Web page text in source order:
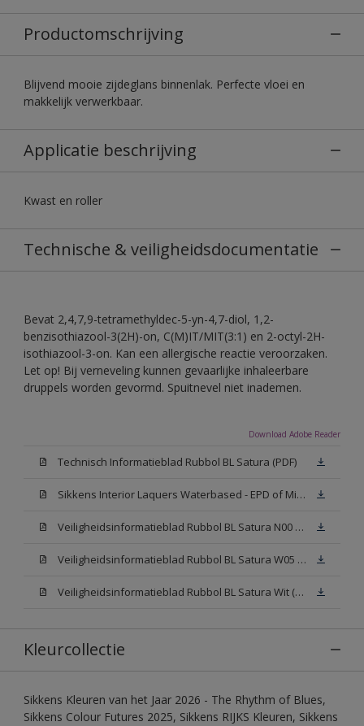
Productomschrijving
Blijvend mooie zijdeglans binnenlak. Perfecte vloei en
makkelijk verwerkbaar.
Applicatie beschrijving
Kwast en roller
Technische & veiligheidsdocumentatie
Bevat 2,4,7,9-tetramethyldec-5-yn-4,7-diol, 1,2-
benzisothiazool-3(2H)-on, C(M)IT/MIT(3:1) en 2-octyl-2H-
isothiazool-3-on. Kan een allergische reactie veroorzaken.
Let op! Bij verneveling kunnen gevaarlijke inhaleerbare
druppels worden gevormd. Spuitnevel niet inademen.
Download Adobe Reader
Technisch Informatieblad Rubbol BL Satura (PDF)
Sikkens Interior Laquers Waterbased - EPD of Milieuproductverklaring
Veiligheidsinformatieblad Rubbol BL Satura N00 (MSDS)
Veiligheidsinformatieblad Rubbol BL Satura W05 (MSDS)
Veiligheidsinformatieblad Rubbol BL Satura Wit (MSDS)
Kleurcollectie
Sikkens Kleuren van het Jaar 2026 - The Rhythm of Blues,
Sikkens Colour Futures 2025, Sikkens RIJKS Kleuren, Sikkens